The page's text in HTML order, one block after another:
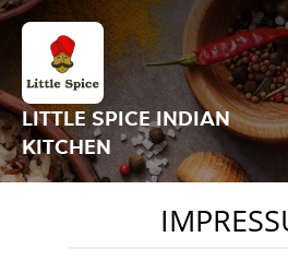
LITTLE SPICE INDIAN
KITCHEN